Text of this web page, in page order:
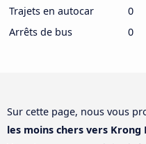
Trajets en autocar
0
Arrêts de bus
0
Sur cette page, nous vous
les moins chers vers Krong